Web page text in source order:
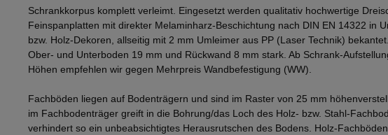
Schrankkorpus komplett verleimt. Eingesetzt werden qualitativ hochwertige
Feinspanplatten mit direkter Melaminharz-Beschichtung nach DIN EN 14322 in
bzw. Holz-Dekoren, allseitig mit 2 mm Umleimer aus PP (Laser Technik)
Ober- und Unterboden 19 mm und Rückwand 8 mm stark. Ab Schrank-
Höhen empfehlen wir gegen Mehrpreis Wandbefestigung (WW).
Fachböden liegen auf Bodenträgern und sind im Raster von 25 mm
im Fachbodenträger greift in die Bohrung/das Loch des Holz- bzw. Stahl-
verhindert so ein unbeabsichtigtes Herausrutschen des Bodens. Holz-